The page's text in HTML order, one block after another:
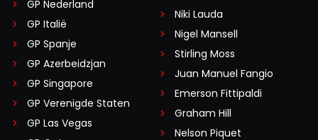
GP Nederland
GP Italië
GP Spanje
GP Azerbeidzjan
GP Singapore
GP Verenigde Staten
GP Las Vegas
Niki Lauda
Nigel Mansell
Stirling Moss
Juan Manuel Fangio
Emerson Fittipaldi
Graham Hill
Nelson Piquet